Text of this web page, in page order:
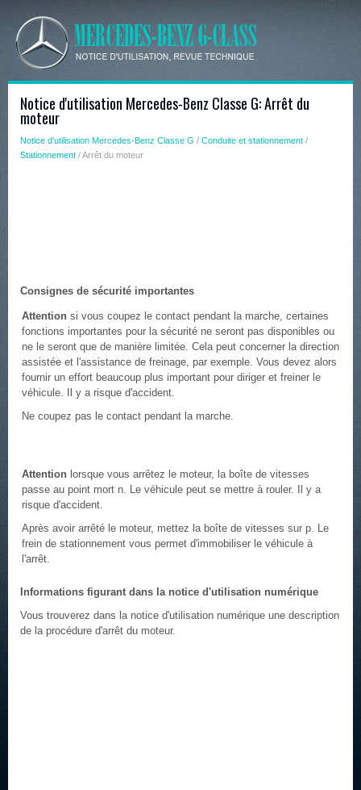
Notice d'utilisation Mercedes-Benz Classe G: Arrêt du
moteur
Notice d'utilisation Mercedes-Benz Classe G / Conduite et stationnement /
Stationnement / Arrêt du moteur
Consignes de sécurité importantes
Attention si vous coupez le contact pendant la marche, certaines
fonctions importantes pour la sécurité ne seront pas disponibles ou
ne le seront que de manière limitée. Cela peut concerner la direction
assistée et l'assistance de freinage, par exemple. Vous devez alors
fournir un effort beaucoup plus important pour diriger et freiner le
véhicule. Il y a risque d'accident.
Ne coupez pas le contact pendant la marche.
Attention lorsque vous arrêtez le moteur, la boîte de vitesses
passe au point mort n. Le véhicule peut se mettre à rouler. Il y a
risque d'accident.
Après avoir arrêté le moteur, mettez la boîte de vitesses sur p. Le
frein de stationnement vous permet d'immobiliser le véhicule à
l'arrêt.
Informations figurant dans la notice d'utilisation numérique
Vous trouverez dans la notice d'utilisation numérique une description
de la procédure d'arrêt du moteur.